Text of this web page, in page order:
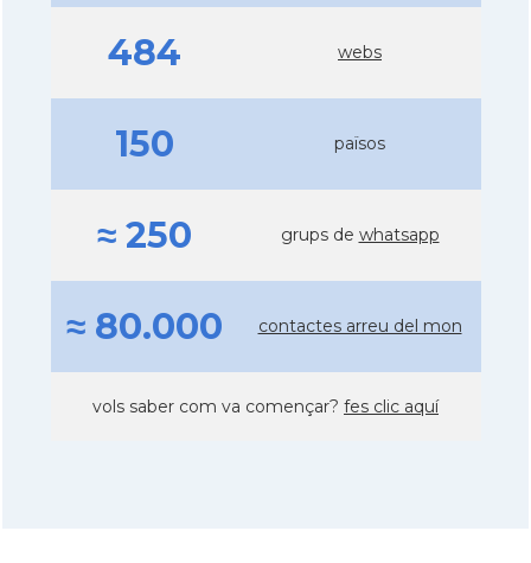
484 webs
150 països
≈ 250 grups de whatsapp
≈ 80.000 contactes arreu del mon
vols saber com va començar? fes clic aquí